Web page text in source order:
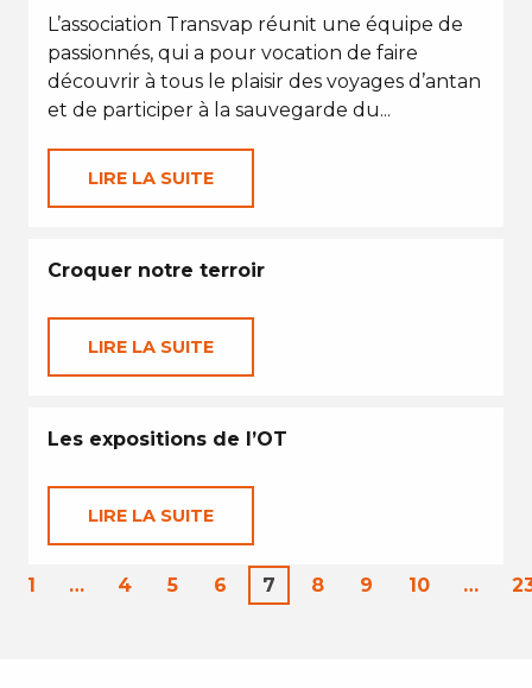
L’association Transvap réunit une équipe de
passionnés, qui a pour vocation de faire
découvrir à tous le plaisir des voyages d’antan
et de participer à la sauvegarde du...
LIRE LA SUITE
Croquer notre terroir
LIRE LA SUITE
Les expositions de l’OT
LIRE LA SUITE
1 … 4 5 6 7 8 9 10 …